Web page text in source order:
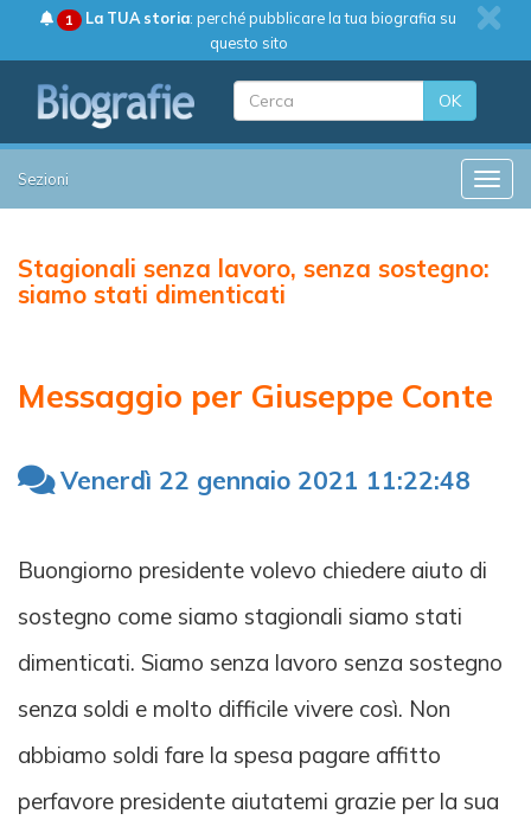
1 La TUA storia: perché pubblicare la tua biografia su
questo sito
OK
Sezioni
Stagionali senza lavoro, senza sostegno:
siamo stati dimenticati
Messaggio per Giuseppe Conte
Venerdì 22 gennaio 2021 11:22:48
Buongiorno presidente volevo chiedere aiuto di
sostegno come siamo stagionali siamo stati
dimenticati. Siamo senza lavoro senza sostegno
senza soldi e molto difficile vivere così. Non
abbiamo soldi fare la spesa pagare affitto
perfavore presidente aiutatemi grazie per la sua